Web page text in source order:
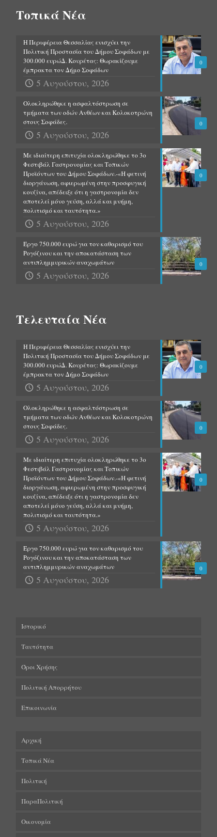
Τοπικά Νέα
0
Η Περιφέρεια Θεσσαλίας ενισχύει την
Πολιτική Προστασία του Δήμου Σοφάδων με
300.000 ευρώΔ. Κουρέτας: Θωρακίζουμε
έμπρακτα τον Δήμο Σοφάδων
5 Αυγούστου, 2026
0
Ολοκληρώθηκε η ασφαλτόστρωση σε
τμήματα των οδών Ανθέων και Κολοκοτρώνη
στους Σοφάδες.
5 Αυγούστου, 2026
0
Με ιδιαίτερη επιτυχία ολοκληρώθηκε το 3ο
Φεστιβάλ Γαστρονομίας και Τοπικών
Προϊόντων του Δήμου Σοφάδων.-«Η φετινή
διοργάνωση, αφιερωμένη στην προσφυγική
κουζίνα, απέδειξε ότι η γαστρονομία δεν
αποτελεί μόνο γεύση, αλλά και μνήμη,
πολιτισμό και ταυτότητα.»
5 Αυγούστου, 2026
0
Έργο 750.000 ευρώ για τον καθαρισμό του
Ρογόζινου και την αποκατάσταση των
αντιπλημμυρικών αναχωμάτων
5 Αυγούστου, 2026
Τελευταία Νέα
0
Η Περιφέρεια Θεσσαλίας ενισχύει την
Πολιτική Προστασία του Δήμου Σοφάδων με
300.000 ευρώΔ. Κουρέτας: Θωρακίζουμε
έμπρακτα τον Δήμο Σοφάδων
5 Αυγούστου, 2026
0
Ολοκληρώθηκε η ασφαλτόστρωση σε
τμήματα των οδών Ανθέων και Κολοκοτρώνη
στους Σοφάδες.
5 Αυγούστου, 2026
0
Με ιδιαίτερη επιτυχία ολοκληρώθηκε το 3ο
Φεστιβάλ Γαστρονομίας και Τοπικών
Προϊόντων του Δήμου Σοφάδων.-«Η φετινή
διοργάνωση, αφιερωμένη στην προσφυγική
κουζίνα, απέδειξε ότι η γαστρονομία δεν
αποτελεί μόνο γεύση, αλλά και μνήμη,
πολιτισμό και ταυτότητα.»
5 Αυγούστου, 2026
0
Έργο 750.000 ευρώ για τον καθαρισμό του
Ρογόζινου και την αποκατάσταση των
αντιπλημμυρικών αναχωμάτων
5 Αυγούστου, 2026
Ιστορικό
Ταυτότητα
Όροι Χρήσης
Πολιτική Απορρήτου
Επικοινωνία
Αρχική
Τοπικά Νέα
Πολιτική
ΠαραΠολιτική
Οικονομία